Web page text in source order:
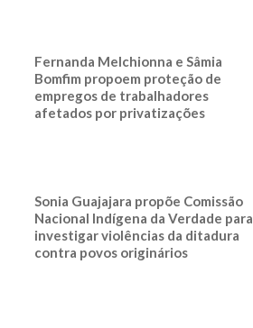
Fernanda Melchionna e Sâmia
Bomfim propoem proteção de
empregos de trabalhadores
afetados por privatizações
Sonia Guajajara propõe Comissão
Nacional Indígena da Verdade para
investigar violências da ditadura
contra povos originários